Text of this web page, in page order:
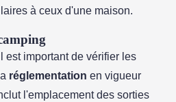
à ceux d'une maison.
est important de vérifier les
réglementation en vigueur
l'emplacement des sorties